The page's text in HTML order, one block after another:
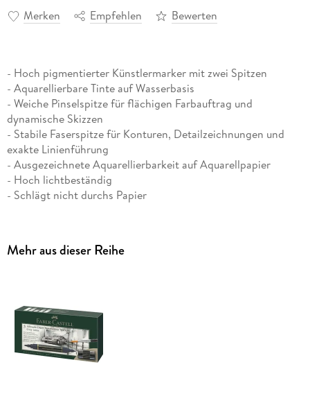
Merken Empfehlen Bewerten
- Hoch pigmentierter Künstlermarker mit zwei Spitzen
- Aquarellierbare Tinte auf Wasserbasis
- Weiche Pinselspitze für flächigen Farbauftrag und
dynamische Skizzen
- Stabile Faserspitze für Konturen, Detailzeichnungen und
exakte Linienführung
- Ausgezeichnete Aquarellierbarkeit auf Aquarellpapier
- Hoch lichtbeständig
- Schlägt nicht durchs Papier
- Erhältlich als Einzelfarbe oder in verschiedenen
sowohl spontanes Skizzieren als auch malerisches
Aquarellieren unterstützt. Die Tinte auf Wasserbasis ist
immer einsatzbereit und zudem hervorragend mit Wasser
vermalbar. Die Vielseitigkeit dieses Markers überzeugt vor
Mehr aus dieser Reihe